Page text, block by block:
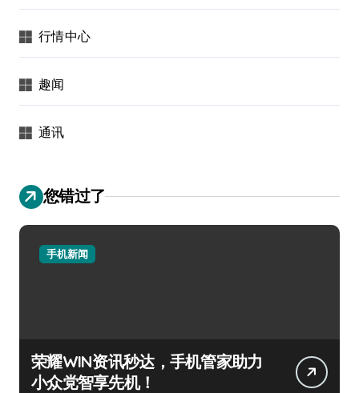
行情中心
趣闻
通讯
您错过了
手机新闻
荣耀WIN资讯秒达，手机管家助力
小众党智享先机！